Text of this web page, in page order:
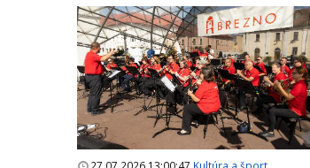
27.07.2026 13:00:47 Kultúra a šport